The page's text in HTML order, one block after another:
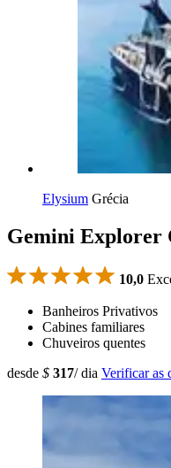
Elysium Grécia
Gemini Explorer
10,0
Banheiros Privativos
Cabines familiares
Chuveiros quentes
desde $ 317/ dia Verificar as